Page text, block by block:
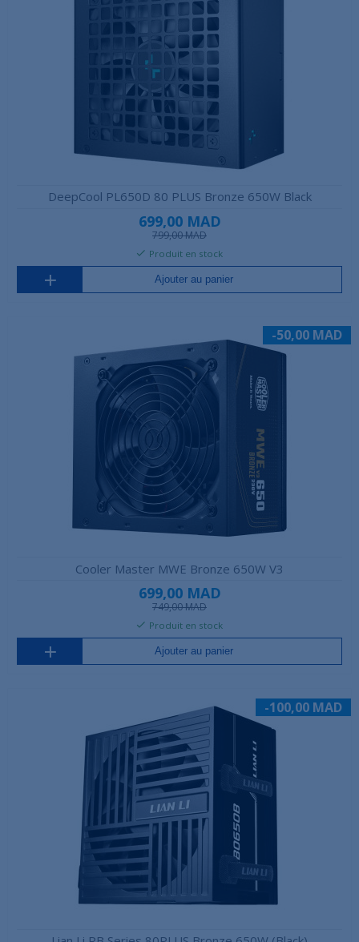
DeepCool PL650D 80 PLUS Bronze 650W Black
699,00 MAD
799,00 MAD
Produit en stock
Ajouter au panier
-50,00 MAD
Cooler Master MWE Bronze 650W V3
699,00 MAD
749,00 MAD
Produit en stock
Ajouter au panier
-100,00 MAD